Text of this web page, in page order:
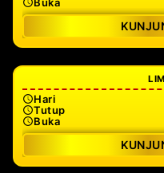
Hari
Tutup
Buka